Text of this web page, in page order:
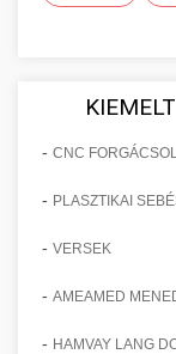
- CNC
- PLASZTIKAI
- VERSEK
- AMEAMED
- HAMVAY LANG